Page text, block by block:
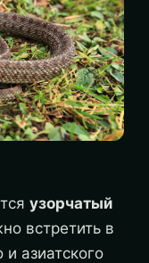
узорчатый
встретить в
азиатского